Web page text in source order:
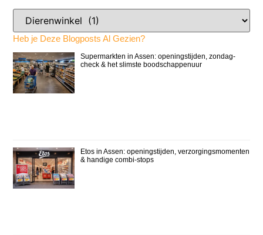
Heb je Deze Blogposts Al Gezien?
Supermarkten in Assen: openingstijden, zondag-
check & het slimste boodschappenuur
Etos in Assen: openingstijden, verzorgingsmomenten
& handige combi-stops